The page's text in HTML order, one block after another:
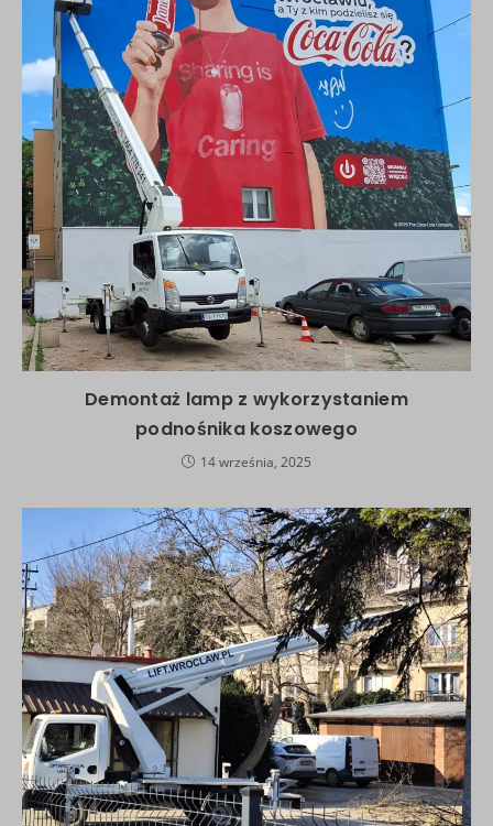
Demontaż lamp z wykorzystaniem
podnośnika koszowego
14 września, 2025